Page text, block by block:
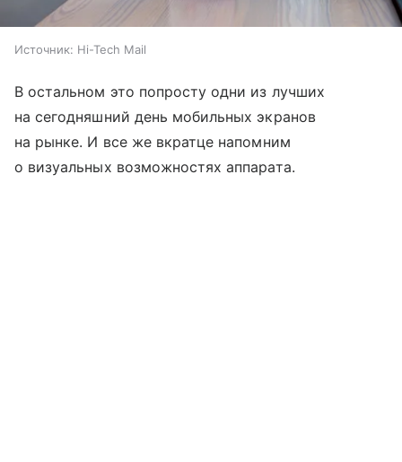
Источник: Hi-Tech Mail
В остальном это попросту одни из лучших
на сегодняшний день мобильных экранов
на рынке. И все же вкратце напомним
о визуальных возможностях аппарата.